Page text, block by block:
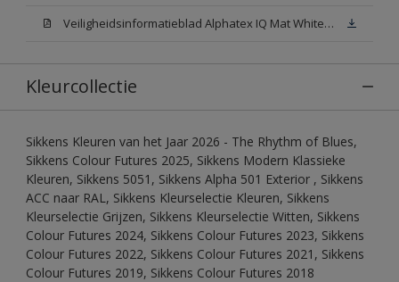
Veiligheidsinformatieblad Alphatex IQ Mat White W05 (MSDS)
Kleurcollectie
Sikkens Kleuren van het Jaar 2026 - The Rhythm of Blues,
Sikkens Colour Futures 2025, Sikkens Modern Klassieke
Kleuren, Sikkens 5051, Sikkens Alpha 501 Exterior , Sikkens
ACC naar RAL, Sikkens Kleurselectie Kleuren, Sikkens
Kleurselectie Grijzen, Sikkens Kleurselectie Witten, Sikkens
Colour Futures 2024, Sikkens Colour Futures 2023, Sikkens
Colour Futures 2022, Sikkens Colour Futures 2021, Sikkens
Colour Futures 2019, Sikkens Colour Futures 2018